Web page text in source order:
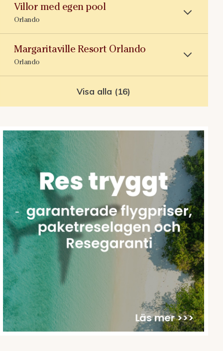
Villor med egen pool
Orlando
Margaritaville Resort Orlando
Orlando
Visa alla (16)